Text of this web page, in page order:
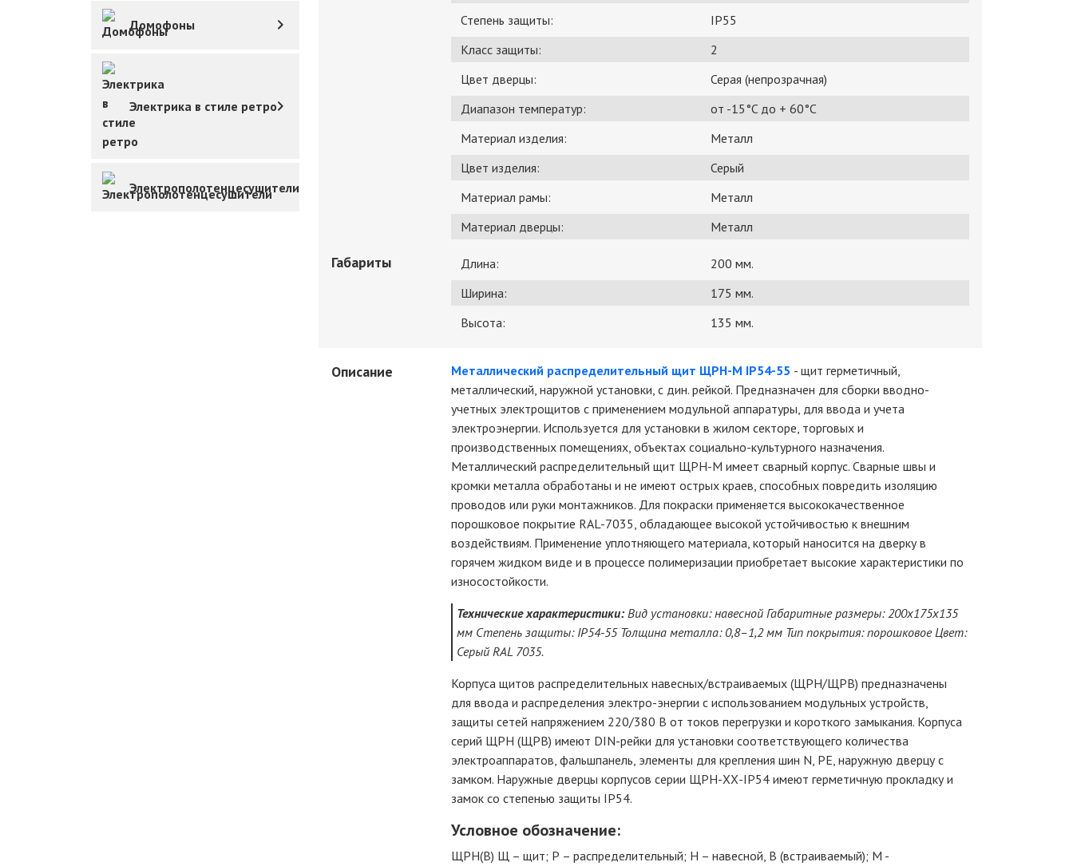
Домофоны
Электрика в стиле ретро
Электрополотенцесушители
Степень защиты:
IP55
Класс защиты:
2
Цвет дверцы:
Серая (непрозрачная)
Диапазон температур:
от -15°C до + 60°C
Материал изделия:
Металл
Цвет изделия:
Серый
Материал рамы:
Металл
Материал дверцы:
Металл
Габариты Длина:
200 мм.
Ширина:
175 мм.
Высота:
135 мм.
Описание Металлический распределительный щит ЩРН-М IP54-55 - щит герметичный,
металлический, наружной установки, с дин. рейкой. Предназначен для сборки вводно-
учетных электрощитов с применением модульной аппаратуры, для ввода и учета
электроэнергии. Используется для установки в жилом секторе, торговых и
производственных помещениях, объектах социально-культурного назначения.
Металлический распределительный щит ЩРН-М имеет сварный корпус. Сварные швы и
кромки металла обработаны и не имеют острых краев, способных повредить изоляцию
проводов или руки монтажников. Для покраски применяется высококачественное
порошковое покрытие RAL-7035, обладающее высокой устойчивостью к внешним
воздействиям. Применение уплотняющего материала, который наносится на дверку в
горячем жидком виде и в процессе полимеризации приобретает высокие характеристики по
износостойкости.
Технические характеристики: Вид установки: навесной Габаритные размеры: 200х175х135
мм Степень защиты: IP54-55 Толщина металла: 0,8–1,2 мм Тип покрытия: порошковое Цвет:
Серый RAL 7035.
Корпуса щитов распределительных навесных/встраиваемых (ЩРН/ЩРВ) предназначены
для ввода и распределения электро-энергии с использованием модульных устройств,
защиты сетей напряжением 220/380 В от токов перегрузки и короткого замыкания. Корпуса
серий ЩРН (ЩРВ) имеют DIN-рейки для установки соответствующего количества
электроаппаратов, фальшпанель, элементы для крепления шин N, PE, наружную дверцу с
замком. Наружные дверцы корпусов серии ЩРН-ХХ-IР54 имеют герметичную прокладку и
замок со степенью защиты IP54.
Условное обозначение:
ЩРН(В) Щ – щит; Р – распределительный; Н – навесной, В (встраиваемый); М -